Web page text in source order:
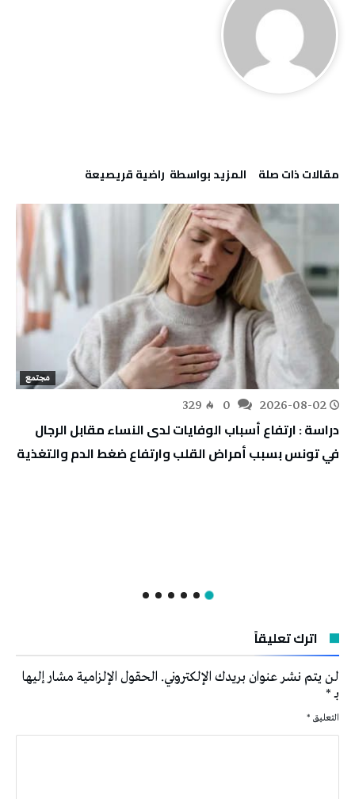
‫مقالات ذات صلة‬ ‫‫المزيد بواسطة‬ ‬ راضية قريصيعة
مجتمع
2026-08-02
329
دراسة : ارتفاع أسباب الوفايات لدى النساء مقابل الرجال
في تونس بسبب أمراض القلب وارتفاع ضغط الدم والتغذية
اترك تعليقاً
لن يتم نشر عنوان بريدك الإلكتروني. الحقول الإلزامية مشار إليها
بـ*
التعليق *